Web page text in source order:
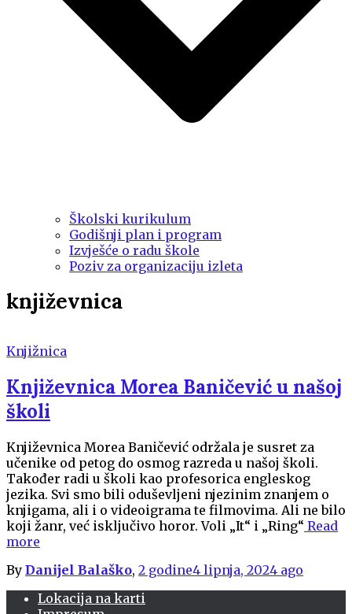
Školski kurikulum
Godišnji plan i program
Izvješće o radu škole
Poziv za organizaciju izleta
književnica
Knjižnica
Književnica Morea Baničević u našoj
školi
Književnica Morea Baničević održala je susret za
učenike od petog do osmog razreda u našoj školi.
Također radi u školi kao profesorica engleskog
jezika. Svi smo bili oduševljeni njezinim znanjem o
knjigama, ali i o videoigrama te filmovima. Ali ne bilo
koji žanr, već isključivo horor. Voli „It“ i „Ring“ Read
more
By Danijel Balaško, 2 godine4 lipnja, 2024 ago
Lokacija na karti